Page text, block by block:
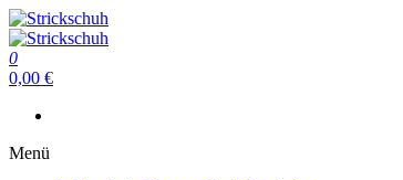
Zum
Inhalt
springen
Strickschuh
Strickschuh
0
0,00 €
Menü